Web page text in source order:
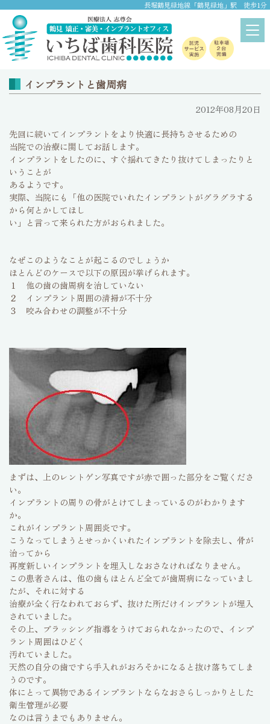
長堀鶴見緑地線「鶴見緑地」駅 徒歩1分
ブログ
home
インプラントと歯周病
2012年08月20日
先回に続いてインプラントをより快適に長持ちさせるための
当院での治療に関してお話します。
インプラントをしたのに、すぐ揺れてきたり抜けてしまったりと
いうことが
あるようです。
実際、当院にも「他の医院でいれたインプラントがグラグラする
から何とかしてほし
い」と言って来られた方がおられました。
なぜこのようなことが起こるのでしょうか
ほとんどのケースで以下の原因が挙げられます。
１ 他の歯の歯周病を治していない
２ インプラント周囲の清掃が不十分
３ 咬み合わせの調整が不十分
まずは、上のレントゲン写真ですが赤で囲った部分をご覧くださ
い。
インプラントの周りの骨がとけてしまっているのがわかります
か。
これがインプラント周囲炎です。
こうなってしまうとせっかくいれたインプラントを除去し、骨が
治ってから
再度新しいインプラントを埋入しなおさなければなりません。
この患者さんは、他の歯もほとんど全てが歯周病になっていまし
たが、それに対する
治療が全く行なわれておらず、抜けた所だけインプラントが埋入
されていました。
その上、ブラッシング指導をうけておられなかったので、インプ
ラント周囲はひどく
汚れていました。
天然の自分の歯ですら手入れがおろそかになると抜け落ちてしま
うのです。
体にとって異物であるインプラントならなおさらしっかりとした
衛生管理が必要
なのは言うまでもありません。